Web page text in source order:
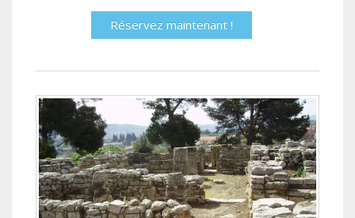
Réservez maintenant !